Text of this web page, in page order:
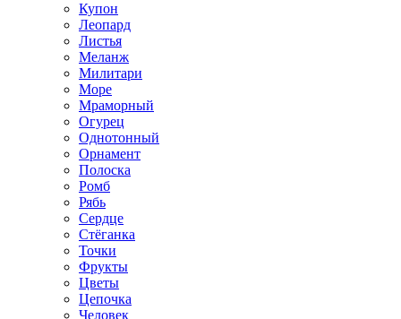
Купон
Леопард
Листья
Меланж
Милитари
Море
Мраморный
Огурец
Однотонный
Орнамент
Полоска
Ромб
Рябь
Сердце
Стёганка
Точки
Фрукты
Цветы
Цепочка
Человек